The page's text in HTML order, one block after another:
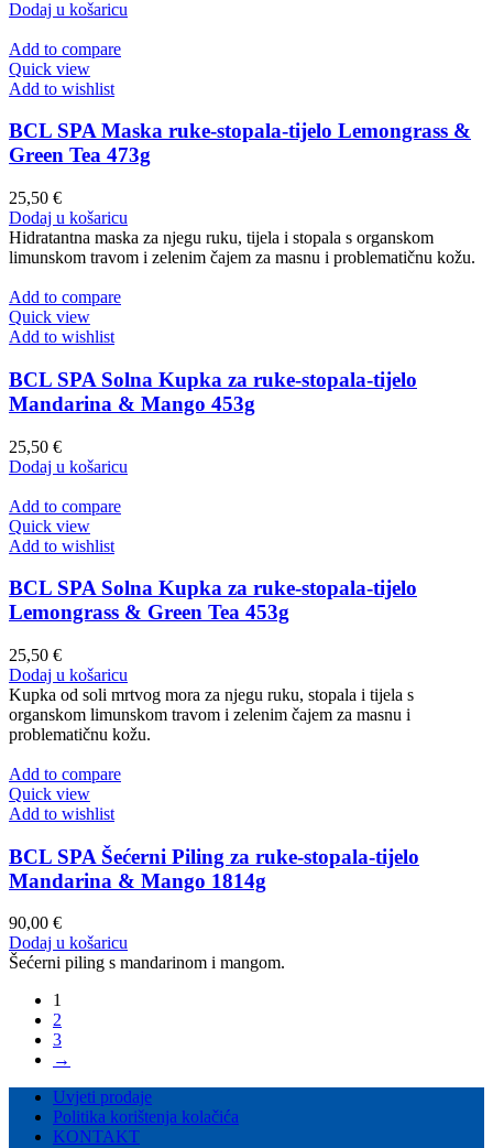
Dodaj u košaricu
Add to compare
Quick view
Add to wishlist
BCL SPA Maska ruke-stopala-tijelo Lemongrass &
Green Tea 473g
25,50 €
Dodaj u košaricu
Hidratantna maska za njegu ruku, tijela i stopala s organskom
limunskom travom i zelenim čajem za masnu i problematičnu kožu.
Add to compare
Quick view
Add to wishlist
BCL SPA Solna Kupka za ruke-stopala-tijelo
Mandarina & Mango 453g
25,50 €
Dodaj u košaricu
Add to compare
Quick view
Add to wishlist
BCL SPA Solna Kupka za ruke-stopala-tijelo
Lemongrass & Green Tea 453g
25,50 €
Dodaj u košaricu
Kupka od soli mrtvog mora za njegu ruku, stopala i tijela s
organskom limunskom travom i zelenim čajem za masnu i
problematičnu kožu.
Add to compare
Quick view
Add to wishlist
BCL SPA Šećerni Piling za ruke-stopala-tijelo
Mandarina & Mango 1814g
90,00 €
Dodaj u košaricu
Šećerni piling s mandarinom i mangom.
1
2
3
→
Uvjeti prodaje
Politika korištenja kolačića
KONTAKT